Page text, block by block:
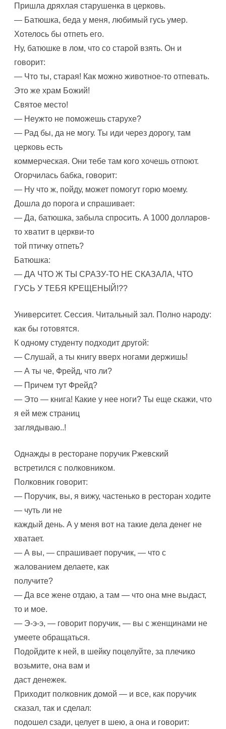
Пришла дряхлая старушенка в церковь.
— Батюшка, беда у меня, любимый гусь умер.
Хотелось бы отпеть его.
Ну, батюшке в лом, что со старой взять. Он и
говорит:
— Что ты, старая! Как можно животное-то отпевать.
Это же храм Божий!
Святое место!
— Неужто не поможешь старухе?
— Рад бы, да не могу. Ты иди через дорогу, там
церковь есть
коммерческая. Они тебе там кого хочешь отпоют.
Огорчилась бабка, говорит:
— Ну что ж, пойду, может помогут горю моему.
Дошла до порога и спрашивает:
— Да, батюшка, забыла спросить. А 1000 долларов-
то хватит в церкви-то
той птичку отпеть?
Батюшка:
— ДА ЧТО Ж ТЫ СРАЗУ-ТО НЕ СКАЗАЛА, ЧТО
ГУСЬ У ТЕБЯ КРЕЩЕНЫЙ!??
Университет. Сессия. Читальный зал. Полно народу:
как бы готовятся.
К одному студенту подходит другой:
— Слушай, а ты книгу вверх ногами держишь!
— А ты че, Фрейд, что ли?
— Причем тут Фрейд?
— Это — книга! Какие у нее ноги? Ты еще скажи, что
я ей меж страниц
заглядываю..!
Однажды в ресторане поручик Ржевский
встретился с полковником.
Полковник говорит:
— Поручик, вы, я вижу, частенько в ресторан ходите
— чуть ли не
каждый день. А у меня вот на такие дела денег не
хватает.
— А вы, — спрашивает поручик, — что с
жалованием делаете, как
получите?
— Да все жене отдаю, а там — что она мне выдаст,
то и мое.
— Э-э-э, — говорит поручик, — вы с женщинами не
умеете обращаться.
Подойдите к ней, в шейку поцелуйте, за плечико
возьмите, она вам и
даст денежек.
Приходит полковник домой — и все, как поручик
сказал, так и сделал:
подошел сзади, целует в шею, а она и говорит: